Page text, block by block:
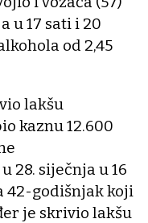
u 17 sati i 20
od 2,45
lakšu
kaznu 12.600
28. siječnja u 16
42-godišnjak koji
je skrivio lakšu